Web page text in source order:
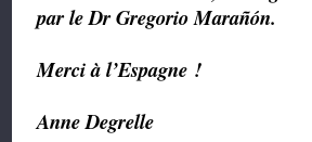
par le Dr Gregorio Marañón.
Merci à l’Espagne !
Anne Degrelle